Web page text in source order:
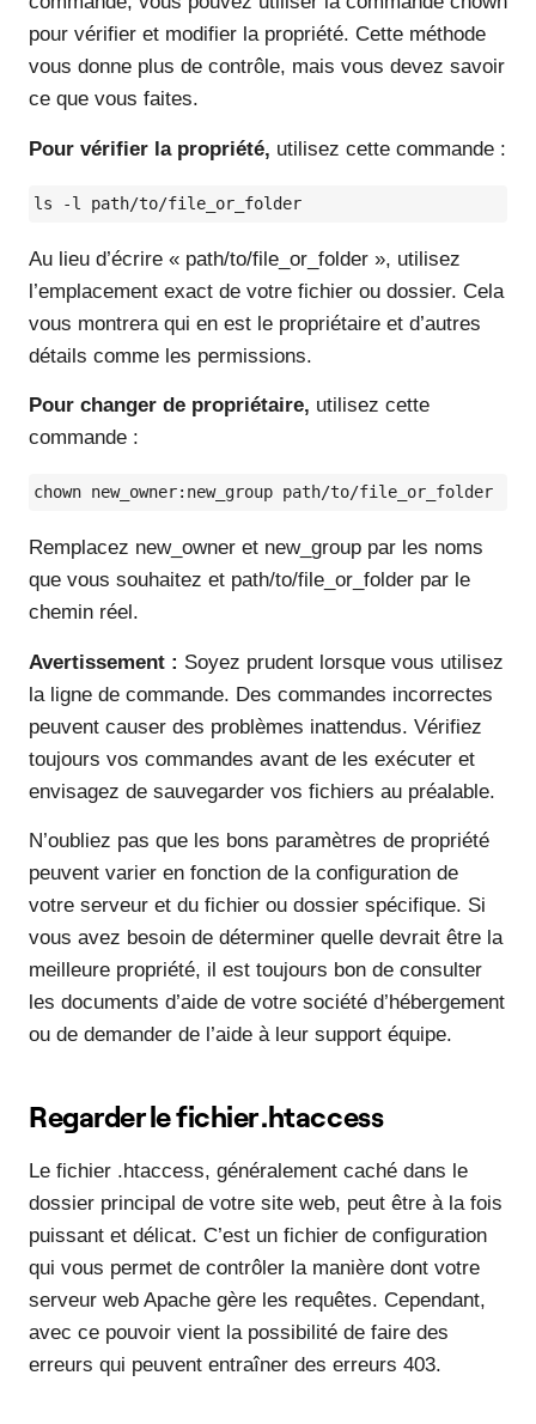
pour vérifier et modifier la propriété. Cette méthode
vous donne plus de contrôle, mais vous devez savoir
ce que vous faites.
Pour vérifier la propriété, utilisez cette commande :
ls -l path/to/file_or_folder
Au lieu d’écrire « path/to/file_or_folder », utilisez
l’emplacement exact de votre fichier ou dossier. Cela
vous montrera qui en est le propriétaire et d’autres
détails comme les permissions.
Pour changer de propriétaire, utilisez cette
commande :
chown new_owner:new_group path/to/file_or_folder
Remplacez new_owner et new_group par les noms
que vous souhaitez et path/to/file_or_folder par le
chemin réel.
Avertissement : Soyez prudent lorsque vous utilisez
la ligne de commande. Des commandes incorrectes
peuvent causer des problèmes inattendus. Vérifiez
toujours vos commandes avant de les exécuter et
envisagez de sauvegarder vos fichiers au préalable.
N’oubliez pas que les bons paramètres de propriété
peuvent varier en fonction de la configuration de
votre serveur et du fichier ou dossier spécifique. Si
vous avez besoin de déterminer quelle devrait être la
meilleure propriété, il est toujours bon de consulter
les documents d’aide de votre société d’hébergement
ou de demander de l’aide à leur support équipe.
Regarder le fichier .htaccess
Le fichier .htaccess, généralement caché dans le
dossier principal de votre site web, peut être à la fois
puissant et délicat. C’est un fichier de configuration
qui vous permet de contrôler la manière dont votre
serveur web Apache gère les requêtes. Cependant,
avec ce pouvoir vient la possibilité de faire des
erreurs qui peuvent entraîner des erreurs 403.